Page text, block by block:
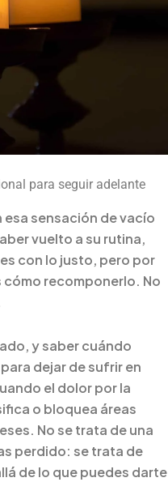
para seguir adelante
sensación de vacío
vuelto a su rutina,
con lo justo, pero por
recomponerlo. No
y saber cuándo
dejar de sufrir en
el dolor por la
o bloquea áreas
No se trata de una
perdido: se trata de
de lo que puedes darte